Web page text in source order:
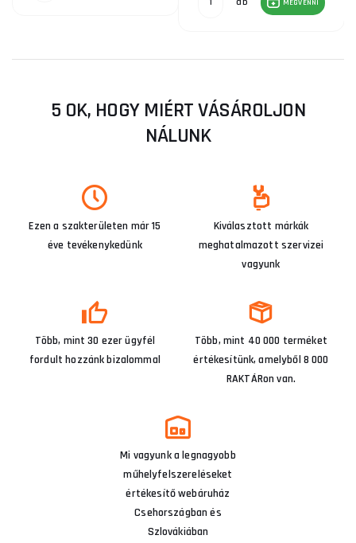
MEGVENNI
5 OK, HOGY MIÉRT VÁSÁROLJON
NÁLUNK
Ezen a szakterületen már 15
éve tevékenykedünk
Kiválasztott márkák
meghatalmazott szervizei
vagyunk
Több, mint 30 ezer ügyfél
fordult hozzánk bizalommal
Több, mint 40 000 terméket
értékesítünk, amelyből 8 000
RAKTÁRon van.
Mi vagyunk a legnagyobb
műhelyfelszereléseket
értékesítő webáruház
Csehországban és
Szlovákiában